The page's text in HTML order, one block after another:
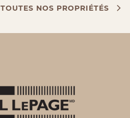
TOUTES NOS PROPRIÉTÉS